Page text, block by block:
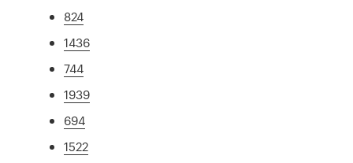
824
1436
744
1939
694
1522